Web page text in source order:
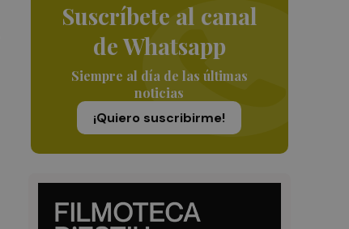
Suscríbete al canal
de Whatsapp
Siempre al día de las últimas
noticias
¡Quiero suscribirme!